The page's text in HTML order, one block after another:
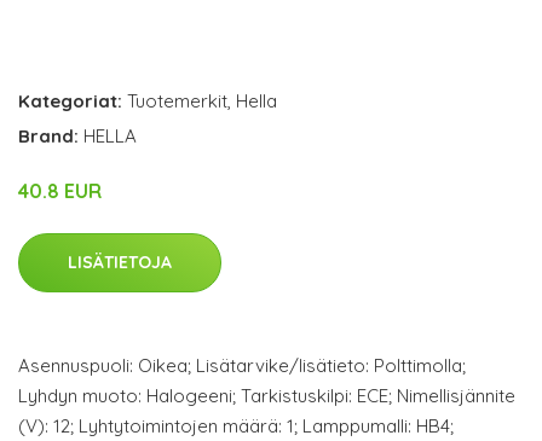
Kategoriat: Tuotemerkit Hella
Brand: HELLA
40.8 EUR
LISÄTIETOJA
Asennuspuoli: Oikea; Lisätarvike/lisätieto: Polttimolla;
Lyhdyn muoto: Halogeeni; Tarkistuskilpi: ECE; Nimellisjännite
(V): 12; Lyhtytoimintojen määrä: 1; Lamppumalli: HB4;